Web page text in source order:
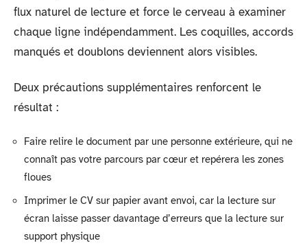
flux naturel de lecture et force le cerveau à examiner
chaque ligne indépendamment. Les coquilles, accords
manqués et doublons deviennent alors visibles.
Deux précautions supplémentaires renforcent le
résultat :
Faire relire le document par une personne extérieure, qui ne
connaît pas votre parcours par cœur et repérera les zones
floues
Imprimer le CV sur papier avant envoi, car la lecture sur
écran laisse passer davantage d’erreurs que la lecture sur
support physique